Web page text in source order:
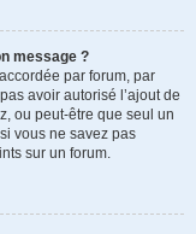
message ?
par forum, par
avoir autorisé l’ajout de
ou peut-être que seul un
vous ne savez pas
sur un forum.